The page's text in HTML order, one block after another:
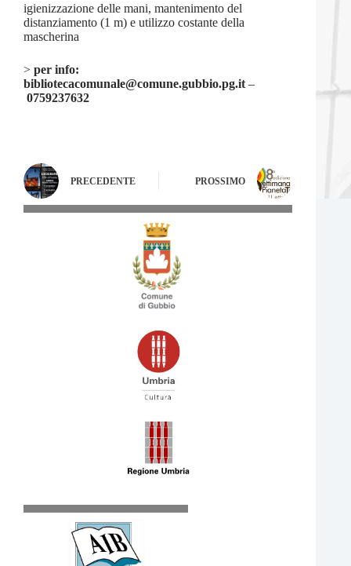
igienizzazione delle mani, mantenimento del
distanziamento (1 m) e utilizzo costante della
mascherina
> per info:
bibliotecacomunale@comune.gubbio.pg.it –
0759237632
PRECEDENTE PROSSIMO